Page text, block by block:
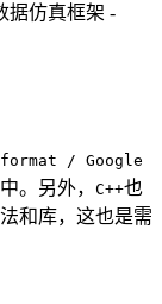
据仿真框架 -
/ Google
。另外， C++也
和库，这也是需